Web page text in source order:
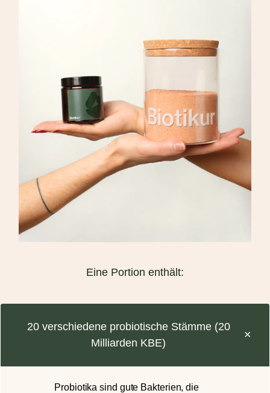
Eine Portion enthält:
20 verschiedene probiotische Stämme (20
Milliarden KBE)
Probiotika sind gute Bakterien, die